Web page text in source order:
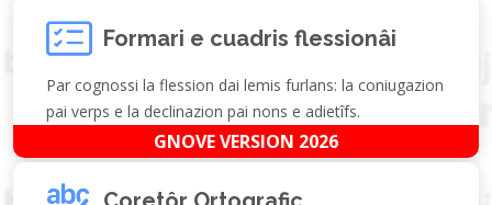
Formari e cuadris flessionâi
Par cognossi la flession dai lemis furlans: la coniugazion
pai verps e la declinazion pai nons e adietîfs.
GNOVE VERSION 2026